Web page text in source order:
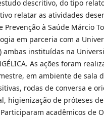
descritivo, do tipo
relatar as atividades
Prevenção à Saúde Márcio
em parceria com a
ambas instituídas na
As ações foram
em ambiente de sala
rodas de conversa e
higienização de próteses
acadêmicos de